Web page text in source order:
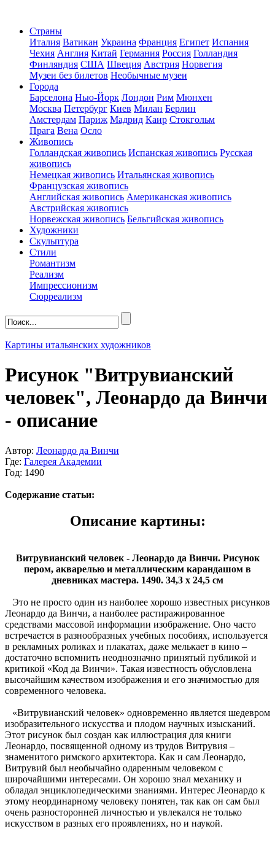
Страны
Италия Ватикан Украина Франция Египет Испания
Чехия Англия Китай Германия Россия Голландия
Финляндия США Швеция Австрия Норвегия
Музеи без билетов Необычные музеи
Города
Барселона Нью-Йорк Лондон Рим Мюнхен
Москва Петербург Киев Милан Берлин
Амстердам Париж Мадрид Каир Стокгольм
Прага Вена Осло
Живопись
Голландская живопись Испанская живопись Русская
живопись
Немецкая живопись Итальянская живопись
Французская живопись
Английская живопись Американская живопись
Австрийская живопись
Норвежская живопись Бельгийская живопись
Художники
Скульптура
Стили
Романтизм
Реализм
Импрессионизм
Сюрреализм
Картины итальянских художников
Рисунок "Витрувианский
человек", Леонардо да Винчи
- описание
Автор: Леонардо да Винчи
Где: Галерея Академии
Год: 1490
Содержание статьи:
Описание картины:
Витрувианский человек - Леонардо да Винчи. Рисунок
пером, акварелью и металлическим карандашом в
дневниках мастера. 1490. 34,3 х 24,5 см
Это не просто один из наиболее хорошо известных рисунков
Леонардо да Винчи, а наиболее растиражированное
средствами массовой информации изображение. Оно часто
встречается в разнообразных учебных пособиях, используется
в рекламных роликах и плакатах, даже мелькает в кино –
достаточно вспомнить неоднозначно принятый публикой и
критикой «Код да Винчи». Такая известность обусловлена
высочайшим качеством изображения и его значимостью для
современного человека.
«Витрувианский человек» одновременно является шедевром
изобразительного искусства и плодом научных изысканий.
Этот рисунок был создан как иллюстрация для книги
Леонардо, посвященной одному из трудов Витрувия –
знаменитого римского архитектора. Как и сам Леонардо,
Витрувий был необычайно одаренным человеком с
широчайшими интересами. Он хорошо знал механику и
обладал энциклопедическими знаниями. Интерес Леонардо к
этому неординарному человеку понятен, так как он сам был
очень разносторонней личностью и увлекался не только
искусством в разных его проявлениях, но и наукой.